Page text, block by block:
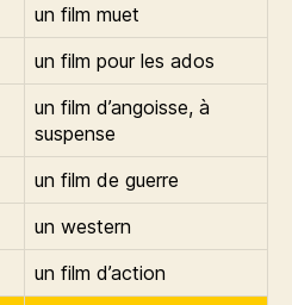
un film muet
un film pour les ados
un film d’angoisse, à
suspense
un film de guerre
un western
un film d’action